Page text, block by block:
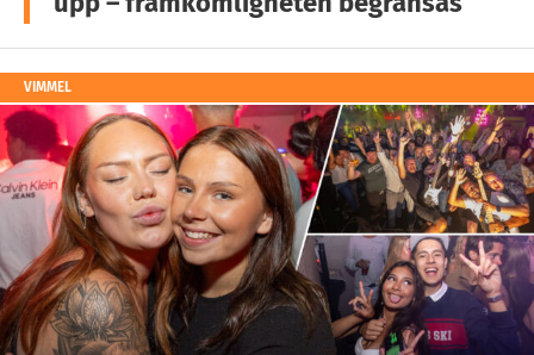
VIMMEL